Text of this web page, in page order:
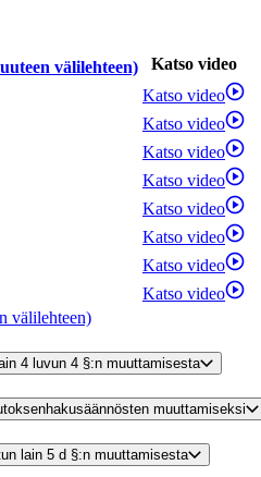
välilehteen)
Katso video
Katso video
Katso video
Katso video
Katso video
Katso video
Katso video
Katso video
Katso video
välilehteen)
4 luvun 4 §:n muuttamisesta
muuttamiseksi
lain 5 d §:n muuttamisesta